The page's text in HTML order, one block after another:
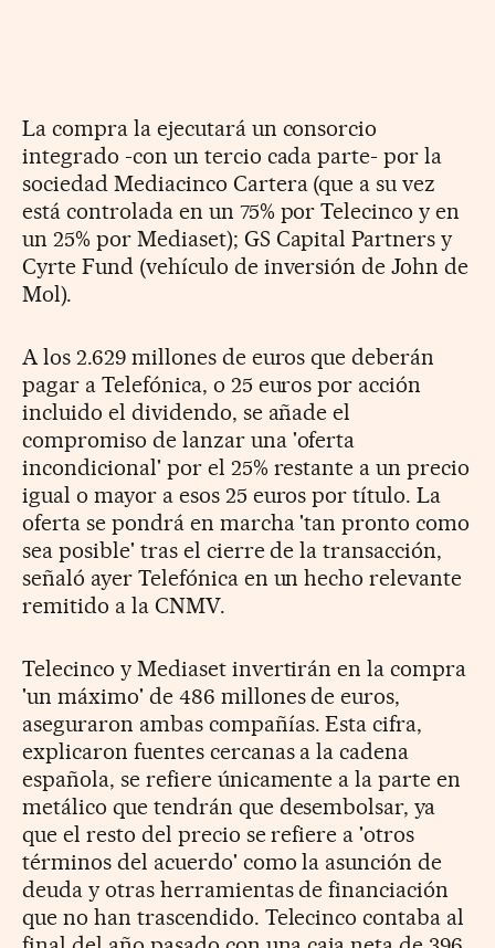
La compra la ejecutará un consorcio
integrado -con un tercio cada parte- por la
sociedad Mediacinco Cartera (que a su vez
está controlada en un 75% por Telecinco y en
un 25% por Mediaset); GS Capital Partners y
Cyrte Fund (vehículo de inversión de John de
Mol).
A los 2.629 millones de euros que deberán
pagar a Telefónica, o 25 euros por acción
incluido el dividendo, se añade el
compromiso de lanzar una 'oferta
incondicional' por el 25% restante a un precio
igual o mayor a esos 25 euros por título. La
oferta se pondrá en marcha 'tan pronto como
sea posible' tras el cierre de la transacción,
señaló ayer Telefónica en un hecho relevante
remitido a la CNMV.
Telecinco y Mediaset invertirán en la compra
'un máximo' de 486 millones de euros,
aseguraron ambas compañías. Esta cifra,
explicaron fuentes cercanas a la cadena
española, se refiere únicamente a la parte en
metálico que tendrán que desembolsar, ya
que el resto del precio se refiere a 'otros
términos del acuerdo' como la asunción de
deuda y otras herramientas de financiación
que no han trascendido. Telecinco contaba al